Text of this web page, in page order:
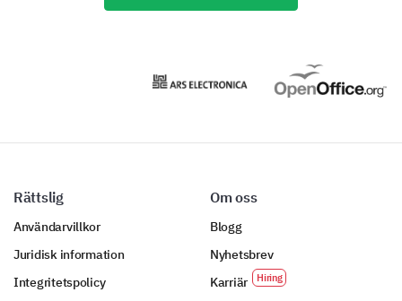
Rättslig
Användarvillkor
Juridisk information
Integritetspolicy
Om oss
Blogg
Nyhetsbrev
Karriär